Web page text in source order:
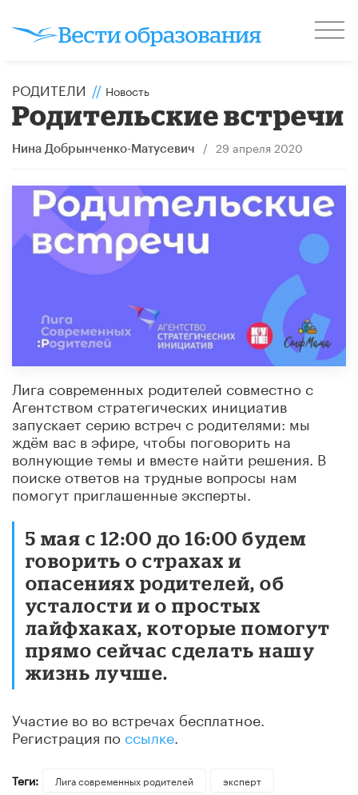
РОДИТЕЛИ // Новость
Родительские встречи
Нина Добрынченко-Матусевич / 29 апреля 2020
Лига современных родителей совместно с
Агентством стратегических инициатив
запускает серию встреч с родителями: мы
ждём вас в эфире, чтобы поговорить на
волнующие темы и вместе найти решения. В
поиске ответов на трудные вопросы нам
помогут приглашенные эксперты.
5 мая с 12:00 до 16:00 будем
говорить о страхах и
опасениях родителей, об
усталости и о простых
лайфхаках, которые помогут
прямо сейчас сделать нашу
жизнь лучше.
Участие во во встречах бесплатное.
Регистрация по ссылке
Теги: Лига современных родителей
эксперт